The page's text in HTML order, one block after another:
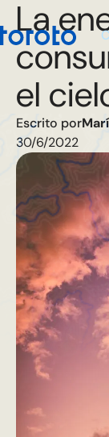
C
La
el
Escrito por
30/6/2022